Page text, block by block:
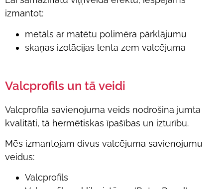
izmantot:
metāls ar matētu polimēra pārklājumu
skaņas izolācijas lenta zem valcējuma
Valcprofils un tā veidi
Valcprofila savienojuma veids nodrošina jumta
kvalitāti, tā hermētiskas īpašības un izturību.
Mēs izmantojam divus valcējuma savienojumu
veidus:
Valcprofils